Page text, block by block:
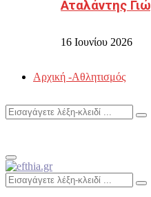
Αταλάντης
16 Ιουνίου 2026
Αρχική -Αθλητισμός
Search
Primary
Menu
Search
for: